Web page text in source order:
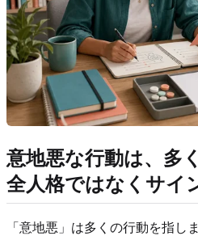
意地悪な行動は、多
全人格ではなくサイ
「意地悪」は多くの行動を指し